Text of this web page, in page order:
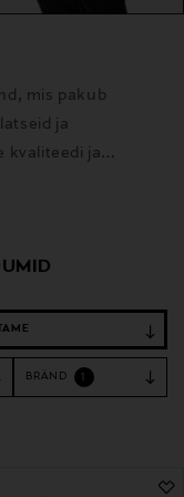
mis pakub
ja
kvaliteedi ja
BRÄND